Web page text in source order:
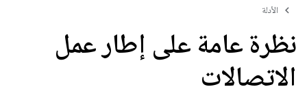
الأدلة
نظرة عامة على إطار عمل
الاتصالات